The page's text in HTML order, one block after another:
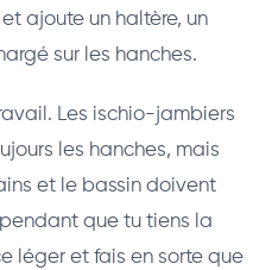
ajoute un haltère, un
sur les hanches.
Les ischio-jambiers
les hanches, mais
et le bassin doivent
que tu tiens la
léger et fais en sorte que